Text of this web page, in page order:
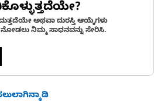
ಅಥವಾ ದುರಸ್ತಿ ಆಯ್ಕೆಗಳು
ನಿಮ್ಮ ಸಾಧನವನ್ನು ಸೇರಿಸಿ.